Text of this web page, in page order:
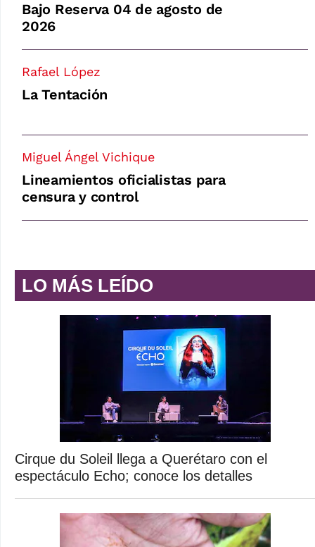
Bajo Reserva 04 de agosto de
2026
Rafael López
La Tentación
Miguel Ángel Vichique
Lineamientos oficialistas para
censura y control
LO MÁS LEÍDO
Cirque du Soleil llega a Querétaro con el
espectáculo Echo; conoce los detalles